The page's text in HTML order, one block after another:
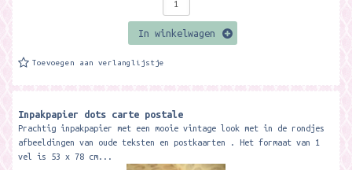
In winkelwagen
Toevoegen aan verlanglijstje
Inpakpapier dots carte postale
Prachtig inpakpapier met een mooie vintage look met in de rondjes
afbeeldingen van oude teksten en postkaarten . Het formaat van 1
vel is 53 x 78 cm...